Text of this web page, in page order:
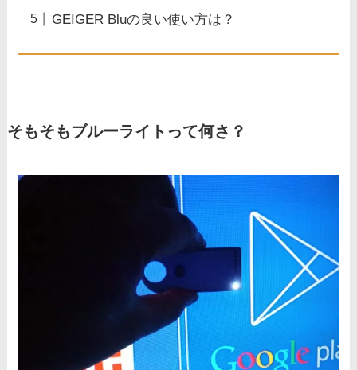
GEIGER Bluの良い使い方は？
そもそもブルーライトって何さ？